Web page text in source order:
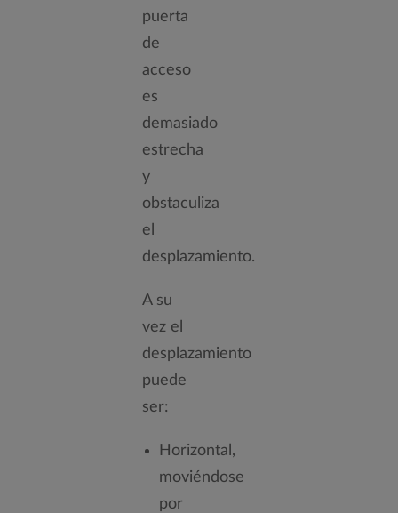
puerta
de
acceso
es
demasiado
estrecha
y
obstaculiza
el
desplazamiento.
A su
vez el
desplazamiento
puede
ser:
Horizontal,
moviéndose
por